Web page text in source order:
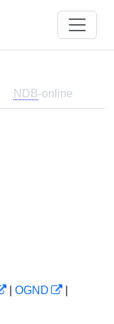
NDB-online
OGND